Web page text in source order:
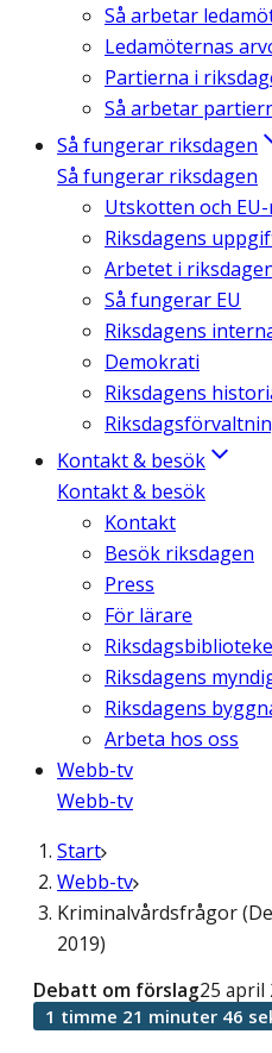
Så arbetar
Ledamöternas
Partierna i
Så arbetar
Så fungerar riksdagen
Så fungerar riksdagen
Utskotten och
Riksdagens
Arbetet i
Så fungerar EU
Riksdagens
Demokrati
Riksdagens
Kontakt & besök
Kontakt & besök
Kontakt
Besök riksdagen
Press
För lärare
Riksdagens
Riksdagens
Arbeta hos oss
Webb-tv
Webb-tv
Start
Webb-tv
Kriminalvårdsfrågor
2019)
Debatt om förslag25 april
1 timme 21 minuter 46